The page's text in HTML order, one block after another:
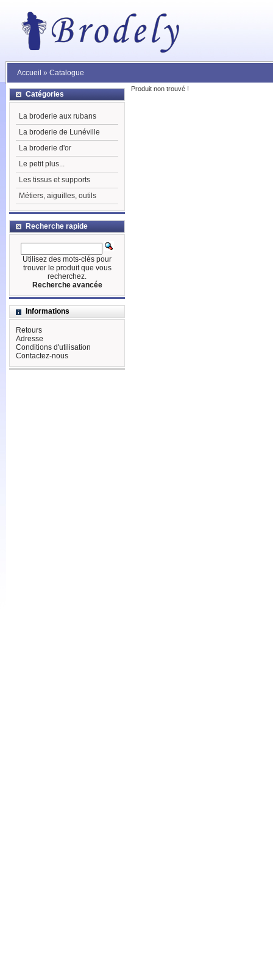
Accueil » Catalogue
Produit non trouvé !
Catégories
La broderie aux rubans
La broderie de Lunéville
La broderie d'or
Le petit plus...
Les tissus et supports
Métiers, aiguilles, outils
Recherche rapide
Utilisez des mots-clés pour
trouver le produit que vous
recherchez.
Recherche avancée
Informations
Retours
Adresse
Conditions d'utilisation
Contactez-nous